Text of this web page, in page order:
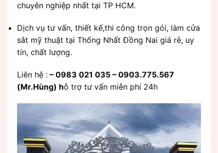
chuyên nghiệp nhất tại TP HCM.
Dịch vụ tư vấn, thiết kế,thi công trọn gói, làm cửa
sắt mỹ thuật tại Thống Nhất Đồng Nai giá rẻ, uy
tín, chất lượng.
Liên hệ : – 0983 021 035 – 0903.775.567
(Mr.Hùng) hỗ trợ tư vấn miễn phí 24h